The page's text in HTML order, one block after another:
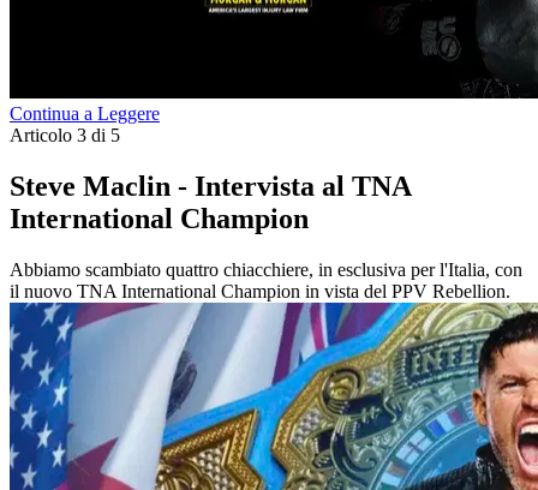
Continua a Leggere
Articolo 3 di 5
Steve Maclin - Intervista al TNA
International Champion
Abbiamo scambiato quattro chiacchiere, in esclusiva per l'Italia, con
il nuovo TNA International Champion in vista del PPV Rebellion.